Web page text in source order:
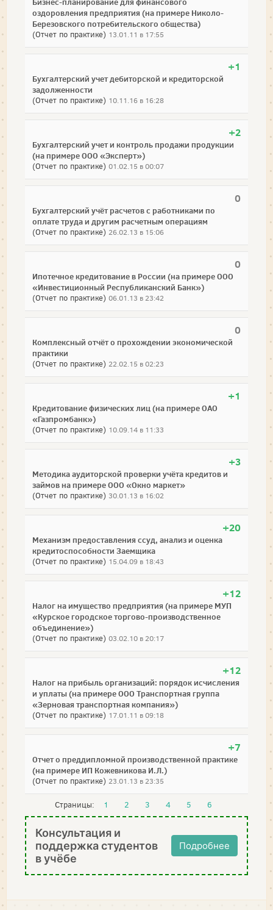
оздоровления предприятия (на примере Николо-
Березовского потребительского общества)
(Отчет по практике) 13.01.11 в 17:55
+1
Бухгалтерский учет дебиторской и кредиторской
задолженности
(Отчет по практике) 10.11.16 в 16:28
+2
Бухгалтерский учет и контроль продажи продукции
(на примере ООО «Эксперт»)
(Отчет по практике) 01.02.15 в 00:07
0
Бухгалтерский учёт расчетов с работниками по
оплате труда и другим расчетным операциям
(Отчет по практике) 26.02.13 в 15:06
0
Ипотечное кредитование в России (на примере ООО
«Инвестиционный Республиканский Банк»)
(Отчет по практике) 06.01.13 в 23:42
0
Комплексный отчёт о прохождении экономической
практики
(Отчет по практике) 22.02.15 в 02:23
+1
Кредитование физических лиц (на примере ОАО
«Газпромбанк»)
(Отчет по практике) 10.09.14 в 11:33
+3
Методика аудиторской проверки учёта кредитов и
займов на примере ООО «Окно маркет»
(Отчет по практике) 30.01.13 в 16:02
+20
Механизм предоставления ссуд, анализ и оценка
кредитоспособности Заемщика
(Отчет по практике) 15.04.09 в 18:43
+12
Налог на имущество предприятия (на примере МУП
«Курское городское торгово-производственное
объединение»)
(Отчет по практике) 03.02.10 в 20:17
+12
Налог на прибыль организаций: порядок исчисления
и уплаты (на примере ООО Транспортная группа
«Зерновая транспортная компания»)
(Отчет по практике) 17.01.11 в 09:18
+7
Отчет о преддипломной производственной практике
(на примере ИП Кожевникова И.Л.)
(Отчет по практике) 23.01.13 в 23:35
Страницы: 1 2 3 4 5 6
Консультация и
поддержка студентов
в учёбе
Подробнее